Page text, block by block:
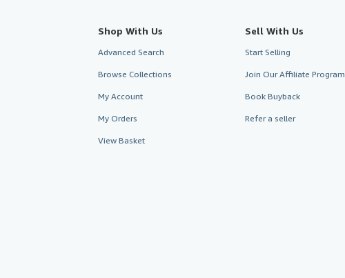
Shop With Us
Advanced Search
Browse Collections
My Account
My Orders
View Basket
Sell With Us
Start Selling
Join Our Affiliate Program
Book Buyback
Refer a seller